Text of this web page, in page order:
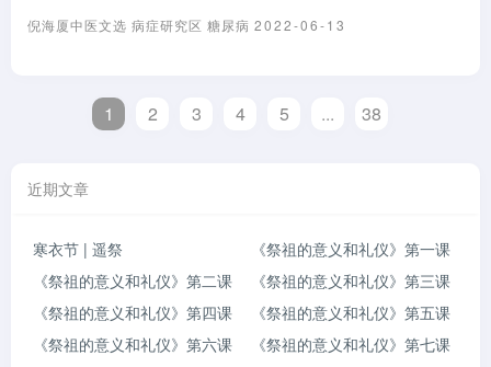
倪海厦中医文选 病症研究区 糖尿病 2022-06-13
1 2 3 4 5 ... 38
近期文章
寒衣节 | 遥祭
《祭祖的意义和礼仪》第一课
《祭祖的意义和礼仪》第二课
《祭祖的意义和礼仪》第三课
《祭祖的意义和礼仪》第四课
《祭祖的意义和礼仪》第五课
《祭祖的意义和礼仪》第六课
《祭祖的意义和礼仪》第七课